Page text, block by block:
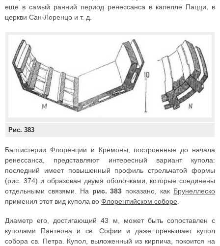
еще в самый ранний период ренессанса в капелле Пацци, в
церкви Сан-Лоренцо и т. д.
Рис. 383
Баптистерии Флоренции и Кремоны, построенные до начала
ренессанса, представляют интересный вариант купола:
последний имеет повышенный профиль стрельчатой формы
(рис. 374) и образован двумя оболочками, которые соединены
отдельными связями. На рис. 383 показано, как Брунеллеско
применил этот вид купола во Флорентийском соборе
Диаметр его, достигающий 43 м, может быть сопоставлен с
куполами Пантеона и св. Софии и даже превышает купол
собора св. Петра. Купол, выложенный из кирпича, покоится на